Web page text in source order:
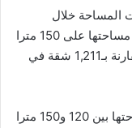
المساحة خلال
حزيران؛ إذ ارتفعت مبيعات الشقق التي تزيد مساحتها على 150 مترا
مربعا بنسبة 20%، لتصل إلى 1,451 شقة، مقارنة بـ1,211 شقة في
كما ارتفعت مبيعات الشقق التي تتراوح مساحتها بين 120 و150 مترا